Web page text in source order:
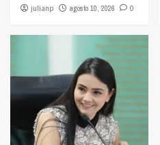
julianp agosto 10, 2026 0